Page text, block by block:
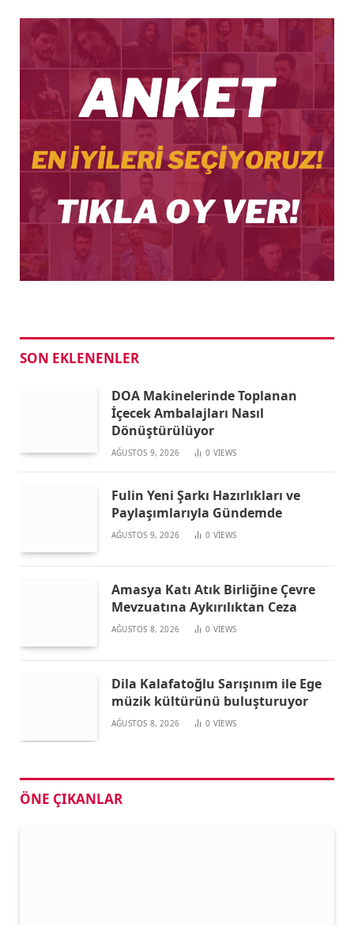
SON EKLENENLER
DOA Makinelerinde Toplanan
İçecek Ambalajları Nasıl
Dönüştürülüyor
AĞUSTOS 9, 2026 0 VIEWS
Fulin Yeni Şarkı Hazırlıkları ve
Paylaşımlarıyla Gündemde
AĞUSTOS 9, 2026 0 VIEWS
Amasya Katı Atık Birliğine Çevre
Mevzuatına Aykırılıktan Ceza
AĞUSTOS 8, 2026 0 VIEWS
Dila Kalafatoğlu Sarışınım ile Ege
müzik kültürünü buluşturuyor
AĞUSTOS 8, 2026 0 VIEWS
ÖNE ÇIKANLAR